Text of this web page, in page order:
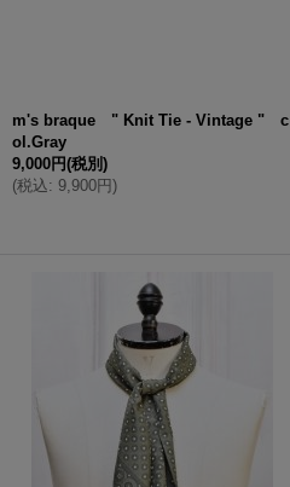
m's braque " Knit Tie - Vintage " c
ol.Gray
9,000円(税別)
(税込: 9,900円)